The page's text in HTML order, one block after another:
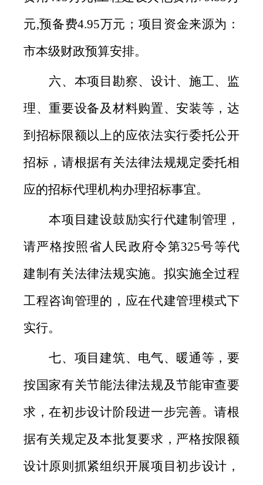
元,预备费4.95万元；项目资金来源为：
市本级财政预算安排。
六、本项目勘察、设计、施工、监
理、重要设备及材料购置、安装等，达
到招标限额以上的应依法实行委托公开
招标，请根据有关法律法规规定委托相
应的招标代理机构办理招标事宜。
本项目建设鼓励实行代建制管理，
请严格按照省人民政府令第325号等代
建制有关法律法规实施。拟实施全过程
工程咨询管理的，应在代建管理模式下
实行。
七、项目建筑、电气、暖通等，要
按国家有关节能法律法规及节能审查要
求，在初步设计阶段进一步完善。请根
据有关规定及本批复要求，严格按限额
设计原则抓紧组织开展项目初步设计，